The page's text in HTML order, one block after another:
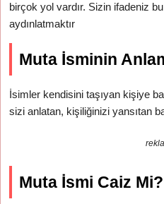
birçok yol vardır. Sizin ifadeniz
aydınlatmaktır
Muta İsminin
İsimler kendisini taşıyan kişiye
sizi anlatan, kişiliğinizi yansıtan
Muta İsmi Caiz Mi?